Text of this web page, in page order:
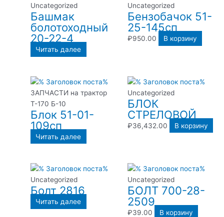
Uncategorized
Башмак
болотоходный
20-22-4
Читать далее
Uncategorized
Бензобачок 51-
25-145сп
₽950.00 В корзину
ЗАПЧАСТИ на трактор
Т-170 Б-10
Блок 51-01-
109сп
Читать далее
Uncategorized
БЛОК
СТРЕЛОВОЙ
₽36,432.00 В корзину
Uncategorized
Болт 2816
Читать далее
Uncategorized
БОЛТ 700-28-
2509
₽39.00 В корзину